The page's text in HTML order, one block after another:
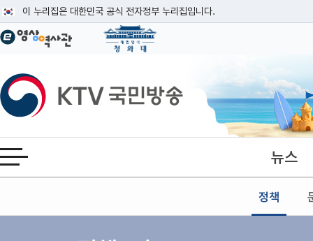
이 누리집은 대한민국 공식 전자정부 누리집입니다.
공식 누리집 주소 확인하기
이밖에 or.kr 또는 .kr등 다른 도메인 주소를 사용하고 있다면 아래 URL에서
운영중인 공식 누리집보기
KTV국민방송
전체메뉴 열기 뉴스
정책
본문